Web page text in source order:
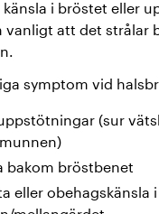
i bröstet eller
vanligt att det strålar
symptom vid
(sur
bakom bröstbenet
eller obehagskänsla